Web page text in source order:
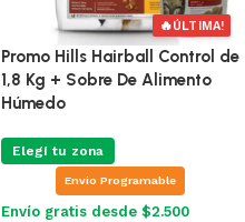
🔥ÚLTIMA!
Promo Hills Hairball Control de
1,8 Kg + Sobre De Alimento
Húmedo
Elegí tu zona
Envio Programable
Envío gratis desde $2.500